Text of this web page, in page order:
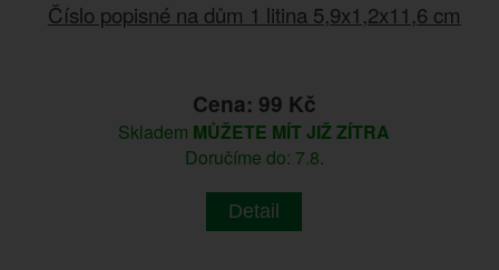
Číslo popisné na dům 1 litina 5,9x1,2x11,6 cm
Cena: 99 Kč
Skladem MŮŽETE MÍT JIŽ ZÍTRA
Doručíme do: 7.8.
Detail